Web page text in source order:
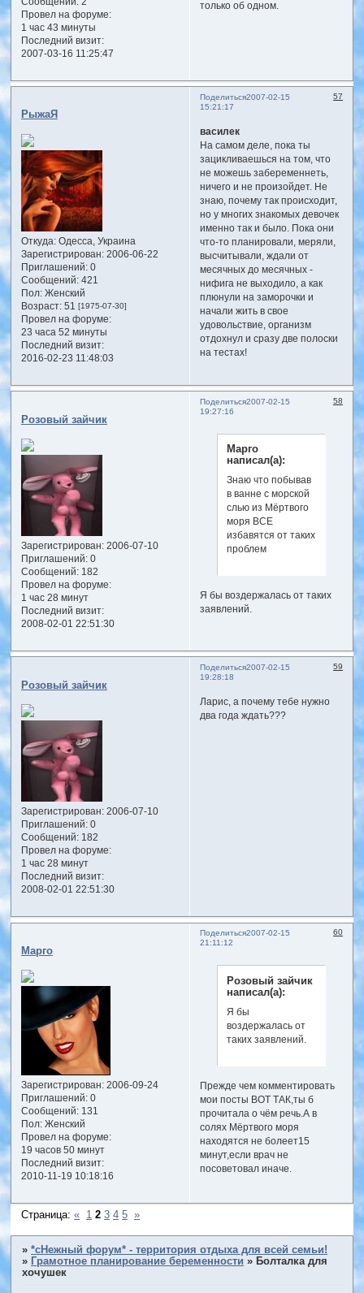
Провел на форуме:
1 час 43 минуты
Последний визит:
2007-03-16 11:25:47
только об одном.
Поделиться 57
2007-02-15
15:21:17
РыжаЯ
Откуда:Одесса, Украина
Зарегистрирован: 2006-06-22
Приглашений:0
Сообщений:421
Пол:Женский
Возраст:51 [1975-07-30]
Провел на форуме:
23 часа 52 минуты
Последний визит:
2016-02-23 11:48:03
василек
На самом деле, пока ты
зацикливаешься на том, что
не можешь забеременнеть,
ничего и не произойдет. Не
знаю, почему так происходит,
но у многих знакомых девочек
именно так и было. Пока они
что-то планировали, меряли,
высчитывали, ждали от
месячных до месячных -
нифига не выходило, а как
плюнули на заморочки и
начали жить в свое
удовольствие, организм
отдохнул и сразу две полоски
на тестах!
Поделиться 58
2007-02-15
19:27:16
Розовый зайчик
Зарегистрирован: 2006-07-10
Приглашений:0
Сообщений:182
Провел на форуме:
1 час 28 минут
Последний визит:
2008-02-01 22:51:30
Марго
написал(а):
Знаю что побывав
в ванне с морской
слью из Мёртвого
моря ВСЕ
избавятся от таких
проблем
Я бы воздержалась от таких
заявлений.
Поделиться 59
2007-02-15
19:28:18
Розовый зайчик
Зарегистрирован: 2006-07-10
Приглашений:0
Сообщений:182
Провел на форуме:
1 час 28 минут
Последний визит:
2008-02-01 22:51:30
Ларис, а почему тебе нужно
два года ждать???
Поделиться 60
2007-02-15
21:11:12
Марго
Зарегистрирован: 2006-09-24
Приглашений:0
Сообщений:131
Пол:Женский
Провел на форуме:
19 часов 50 минут
Последний визит:
2010-11-19 10:18:16
Розовый зайчик
написал(а):
Я бы
воздержалась от
таких заявлений.
Прежде чем комментировать
мои посты ВОТ ТАК,ты б
прочитала о чём речь.А в
солях Мёртвого моря
находятся не болеет15
минут,если врач не
посоветовал иначе.
Страница:« 1 2 3 4 5 »
»*сНежный форум* - территория отдыха для всей семьи!
» Грамотное планирование беременности » Болталка для
хочушек